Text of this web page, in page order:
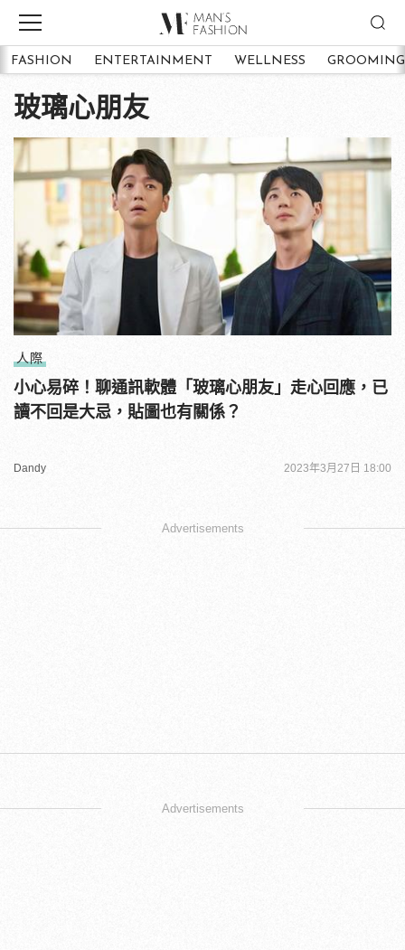
FASHION ENTERTAINMENT WELLNESS GROOMING
玻璃心朋友
人際
小心易碎！聊通訊軟體「玻璃心朋友」走心回應，已
讀不回是大忌，貼圖也有關係？
Dandy 2023年3月27日 18:00
Advertisements
Advertisements